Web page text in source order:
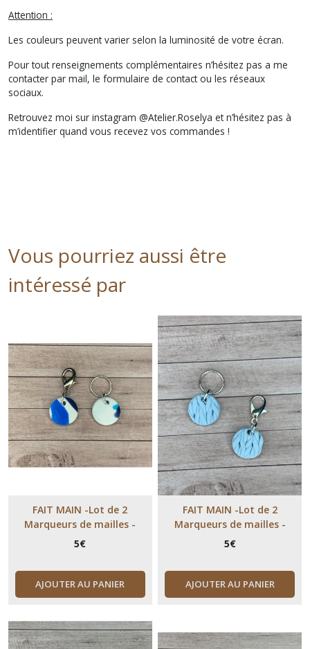
Attention :
Les couleurs peuvent varier selon la luminosité de votre écran.
Pour tout renseignements complémentaires n’hésitez pas a me
contacter par mail, le formulaire de contact ou les réseaux
sociaux.
Retrouvez moi sur instagram @Atelier.Roselya et n’hésitez pas à
m’identifier quand vous recevez vos commandes !
Vous pourriez aussi être
intéressé par
FAIT MAIN -Lot de 2
Marqueurs de mailles -
Collection Polymère - tons
5€
AJOUTER AU PANIER
FAIT MAIN -Lot de 2
Marqueurs de mailles -
Collection Polymère - Bleu
5€
AJOUTER AU PANIER